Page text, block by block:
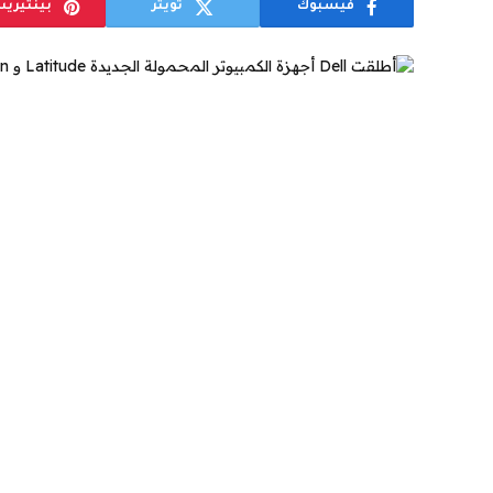
فيسبوك تويتر